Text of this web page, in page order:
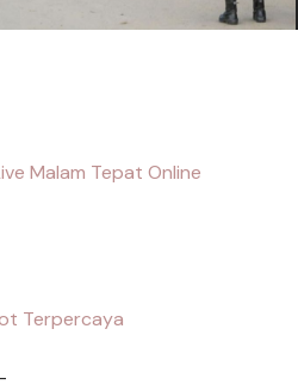
Malam Tepat Online
Terpercaya